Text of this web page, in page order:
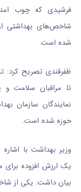
فرشیدی که چوب
شاخص‌های بهداشتی
شده است.
ظفرقندی تصریح کرد:
تا مراقبان سلامت و
نمایندگان سازمان
حوزه شده است.
وزیر بهداشت با اشاره
یک ارزش افزوده
بیان داشت: یکی از